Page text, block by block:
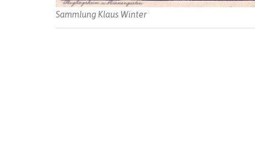
Sammlung Klaus Winter